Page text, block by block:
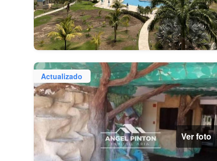
Actualizado
Ver foto